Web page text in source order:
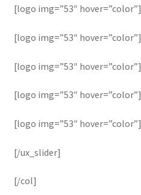
[logo img=”53″ hover=”color”]
[logo img=”53″ hover=”color”]
[logo img=”53″ hover=”color”]
[logo img=”53″ hover=”color”]
[logo img=”53″ hover=”color”]
[/ux_slider]
[/col]